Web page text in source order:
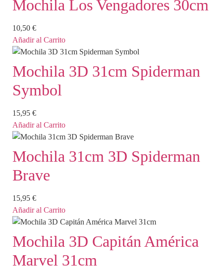
Mochila Los Vengadores 30cm
10,50 €
Añadir al Carrito
Mochila 3D 31cm Spiderman
Symbol
15,95 €
Añadir al Carrito
Mochila 31cm 3D Spiderman
Brave
15,95 €
Añadir al Carrito
Mochila 3D Capitán América
Marvel 31cm